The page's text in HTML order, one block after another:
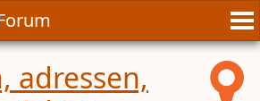
adressen,